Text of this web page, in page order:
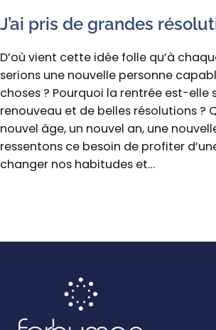
J’ai pris de grandes
D’où vient cette idée folle qu’à
serions une nouvelle personne
choses ? Pourquoi la rentrée est-elle
renouveau et de belles résolutions ?
nouvel âge, un nouvel an, une
ressentons ce besoin de profiter
changer nos habitudes et…